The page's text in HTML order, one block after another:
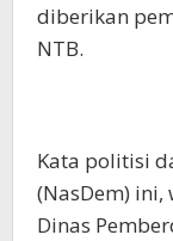
diberikan
NTB.
Kata politisi
(NasDem)
Dinas